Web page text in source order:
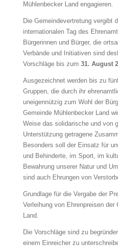
Mühlenbecker Land engagieren.
Die Gemeindevertretung vergibt
internationalen Tag des
Bürgerinnen und Bürger, die
Verbände und Initiativen sind
Vorschläge bis zum 31. August
Ausgezeichnet werden bis zu
Gruppen, die durch ihr
uneigennützig zum Wohl der
Gemeinde Mühlenbecker Land
Weise das solidarische und von
Unterstützung getragene
Besonders soll der Einsatz für
und Behinderte, im Sport, im
Bewahrung unserer Natur und
sind auch Ehrungen von
Grundlage für die Vergabe der
Verleihung von Ehrenpreisen der
Land.
Die Vorschläge sind zu
einem Einreicher zu